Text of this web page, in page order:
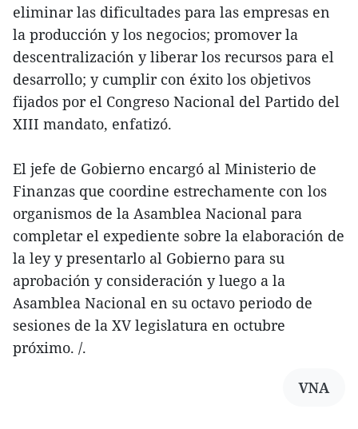
eliminar las dificultades para las empresas en
la producción y los negocios; promover la
descentralización y liberar los recursos para el
desarrollo; y cumplir con éxito los objetivos
fijados por el Congreso Nacional del Partido del
XIII mandato, enfatizó.
El jefe de Gobierno encargó al Ministerio de
Finanzas que coordine estrechamente con los
organismos de la Asamblea Nacional para
completar el expediente sobre la elaboración de
la ley y presentarlo al Gobierno para su
aprobación y consideración y luego a la
Asamblea Nacional en su octavo periodo de
sesiones de la XV legislatura en octubre
próximo. /.
VNA